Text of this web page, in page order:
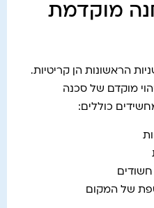
מוקדמת
הראשונות הן קריטיות.
מוקדם של סכנה
כוללים:
חשודים
של המקום